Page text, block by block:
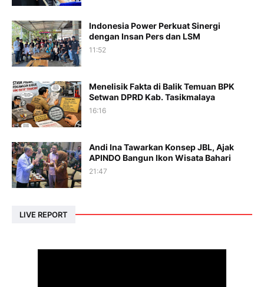
Indonesia Power Perkuat Sinergi
dengan Insan Pers dan LSM
11:52
Menelisik Fakta di Balik Temuan BPK
Setwan DPRD Kab. Tasikmalaya
16:16
Andi Ina Tawarkan Konsep JBL, Ajak
APINDO Bangun Ikon Wisata Bahari
21:47
LIVE REPORT